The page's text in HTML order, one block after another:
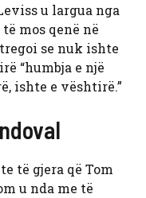
u largua nga
mos qenë në
se nuk ishte
“humbja e një
ishte e vështirë.”
të gjera që Tom
u nda me të